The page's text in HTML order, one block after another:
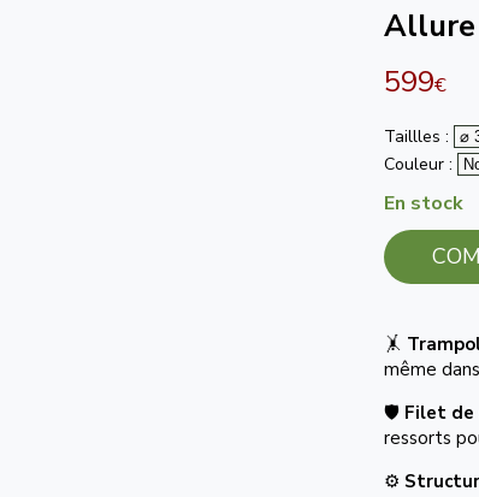
Allure
599€
Taillles :
Couleur :
En stock
🤸
même
🛡️ Filet de
ressorts
⚙️